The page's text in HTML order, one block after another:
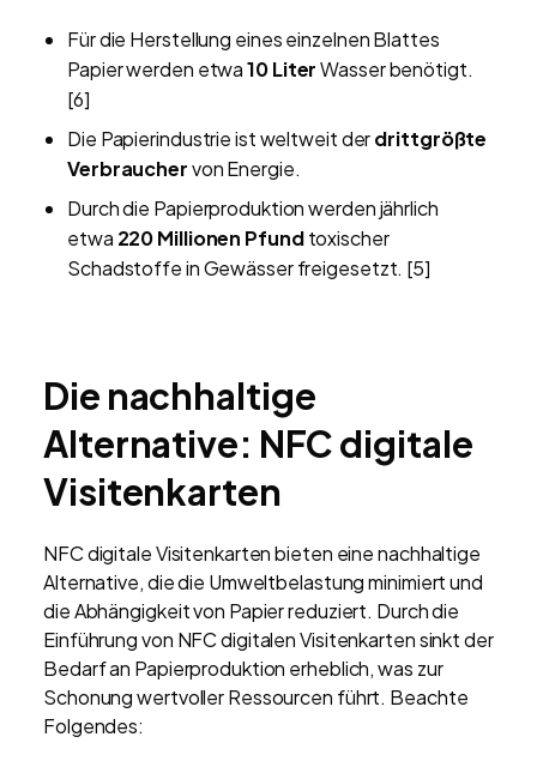
Für die Herstellung eines einzelnen Blattes
Papier werden etwa10 Liter Wasser benötigt.
[6]
Die Papierindustrie ist weltweit derdrittgrößte
Verbrauchervon Energie.
Durch die Papierproduktion werden jährlich
etwa 220 Millionen Pfund toxischer
Schadstoffe in Gewässer freigesetzt. [5]
Die nachhaltige
Alternative: NFC digitale
Visitenkarten
NFC digitale Visitenkarten bieten eine nachhaltige
Alternative, die die Umweltbelastung minimiert und
die Abhängigkeit von Papier reduziert. Durch die
Einführung von NFC digitalen Visitenkarten sinkt der
Bedarf an Papierproduktion erheblich, was zur
Schonung wertvoller Ressourcen führt. Beachte
Folgendes: